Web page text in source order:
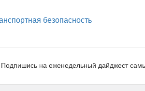
безопасность
Подпишись на еженедельный дайджест